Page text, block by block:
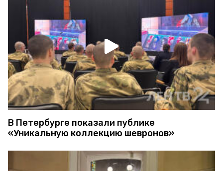
В Петербурге показали публике
«Уникальную коллекцию шевронов»